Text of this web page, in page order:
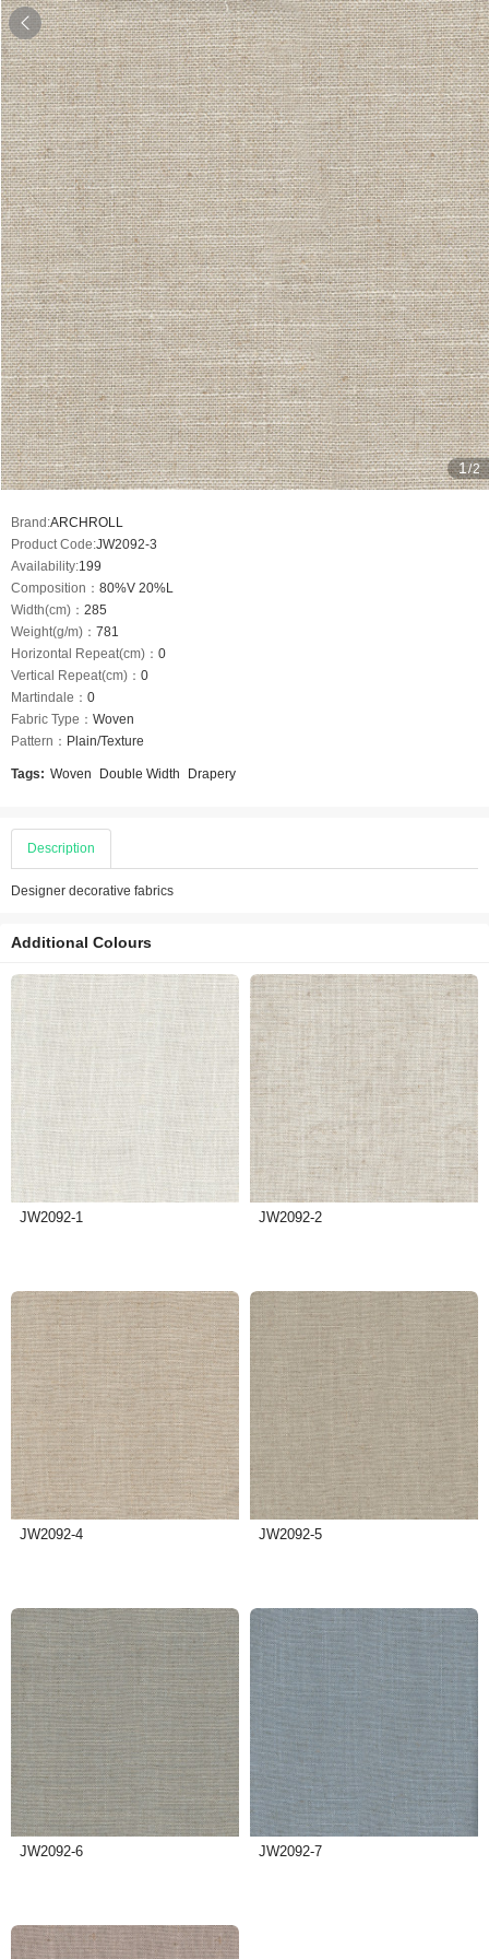

1/2
Brand:ARCHROLL
Product Code:JW2092-3
Availability:199
Composition： 80%V 20%L
Width(cm)： 285
Weight(g/m)： 781
Horizontal Repeat(cm)： 0
Vertical Repeat(cm)： 0
Martindale： 0
Fabric Type： Woven
Pattern： Plain/Texture
Tags: Woven Double Width Drapery
Description
Designer decorative fabrics
Additional Colours
JW2092-1 JW2092-2
JW2092-4 JW2092-5
JW2092-6 JW2092-7